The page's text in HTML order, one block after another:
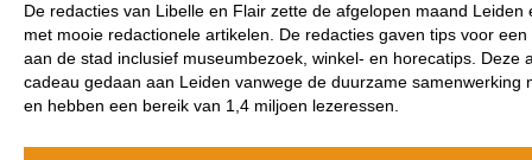
De redacties van Libelle en Flair zette de afgelopen maand Leiden
met mooie redactionele artikelen. De redacties gaven tips voor
aan de stad inclusief museumbezoek, winkel- en horecatips. Deze
cadeau gedaan aan Leiden vanwege de duurzame samenwerking
en hebben een bereik van 1,4 miljoen lezeressen.